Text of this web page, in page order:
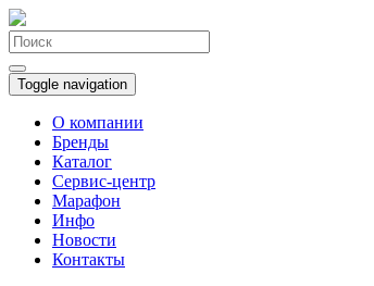
Toggle navigation
О компании
Бренды
Каталог
Сервис-центр
Марафон
Инфо
Новости
Контакты